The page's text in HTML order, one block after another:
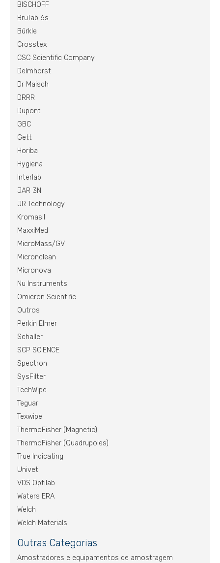
BISCHOFF
BruTab 6s
Bürkle
Crosstex
CSC Scientific Company
Delmhorst
Dr Maisch
DRRR
Dupont
GBC
Gett
Horiba
Hygiena
Interlab
JAR 3N
JR Technology
Kromasil
MaxxiMed
MicroMass/GV
Micronclean
Micronova
Nu Instruments
Omicron Scientific
Outros
Perkin Elmer
Schaller
SCP SCIENCE
Spectron
SysFilter
TechWipe
Teguar
Texwipe
ThermoFisher (Magnetic)
ThermoFisher (Quadrupoles)
True Indicating
Univet
VDS Optilab
Waters ERA
Welch
Welch Materials
Outras Categorias
Amostradores e equipamentos de amostragem